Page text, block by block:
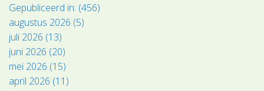
Gepubliceerd in: (456)
augustus 2026 (5)
juli 2026 (13)
juni 2026 (20)
mei 2026 (15)
april 2026 (11)